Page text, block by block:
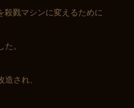
殺戮マシンに変えるために
。
され、